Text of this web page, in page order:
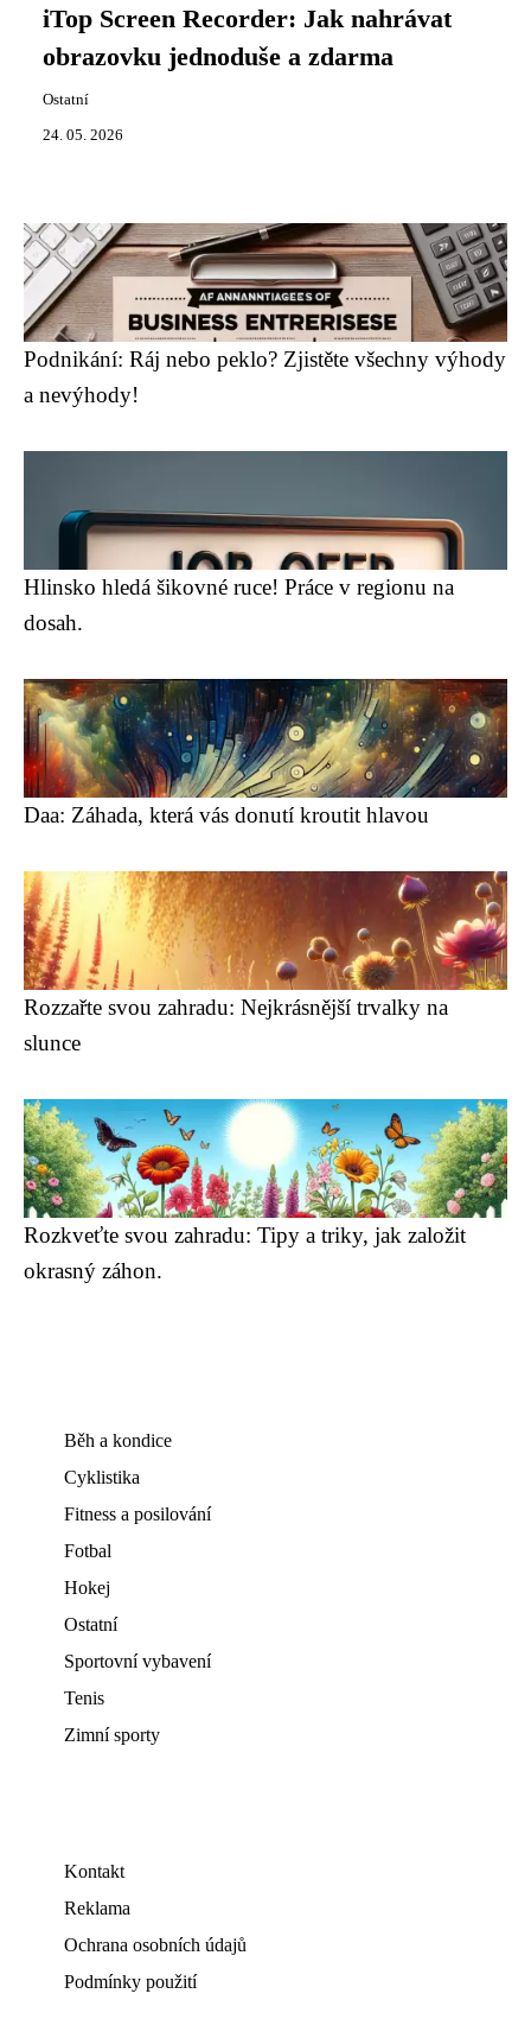
iTop Screen Recorder: Jak nahrávat
obrazovku jednoduše a zdarma
Ostatní
24. 05. 2026
Podnikání: Ráj nebo peklo? Zjistěte všechny výhody
a nevýhody!
Hlinsko hledá šikovné ruce! Práce v regionu na
dosah.
Daa: Záhada, která vás donutí kroutit hlavou
Rozzařte svou zahradu: Nejkrásnější trvalky na
slunce
Rozkveťte svou zahradu: Tipy a triky, jak založit
okrasný záhon.
Běh a kondice
Cyklistika
Fitness a posilování
Fotbal
Hokej
Ostatní
Sportovní vybavení
Tenis
Zimní sporty
Kontakt
Reklama
Ochrana osobních údajů
Podmínky použití